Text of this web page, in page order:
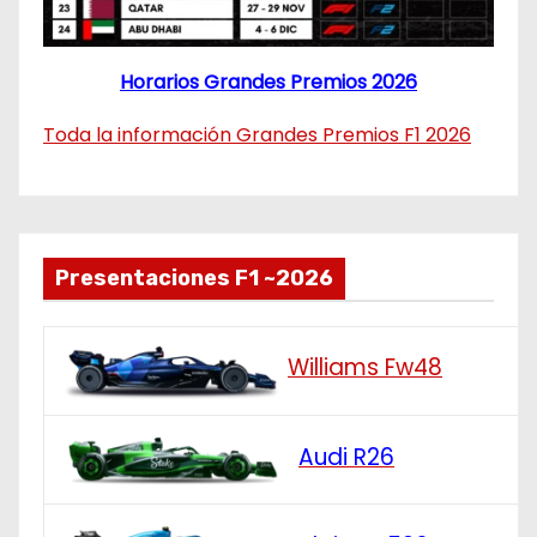
Horarios Grandes Premios 2026
Toda la información Grandes Premios F1 2026
Presentaciones F1 ~2026
Williams Fw48
Audi R26